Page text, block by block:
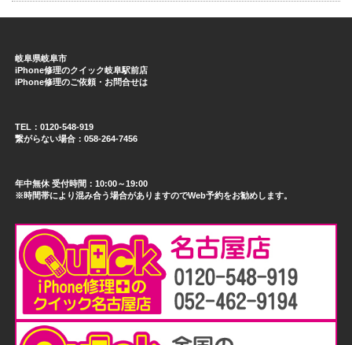
岐阜県岐阜市
iPhone修理のクイック岐阜駅前店
iPhone修理のご依頼・お問合せは
TEL：0120-548-919
繋がらない場合：058-264-7456
年中無休 受付時間：10:00～19:00
※時間帯により混み合う場合がありますのでWeb予約をお勧めします。